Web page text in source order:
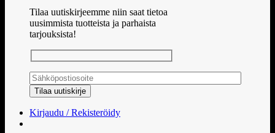
Tilaa uutiskirjeemme niin saat tietoa
uusimmista tuotteista ja parhaista
tarjouksista!
Kirjaudu / Rekisteröidy